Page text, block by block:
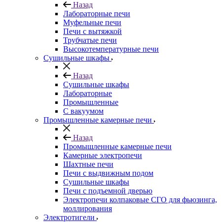
Назад
Лабораторные печи
Муфельные печи
Печи с вытяжкой
Трубчатые печи
Высокотемпературные печи
Сушильные шкафы
Назад
Сушильные шкафы
Лабораторные
Промышленные
С вакуумом
Промышленные камерные печи
Назад
Промышленные камерные печи
Камерные электропечи
Шахтные печи
Печи с выдвижным подом
Сушильные шкафы
Печи с подъемной дверью
Электропечи колпаковые СГО для фьюзинга,
моллирования
Электротигели